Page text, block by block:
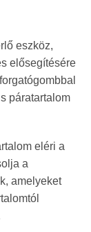
eszköz,
elősegítésére
páratartalom
eléri a
a
amelyeket